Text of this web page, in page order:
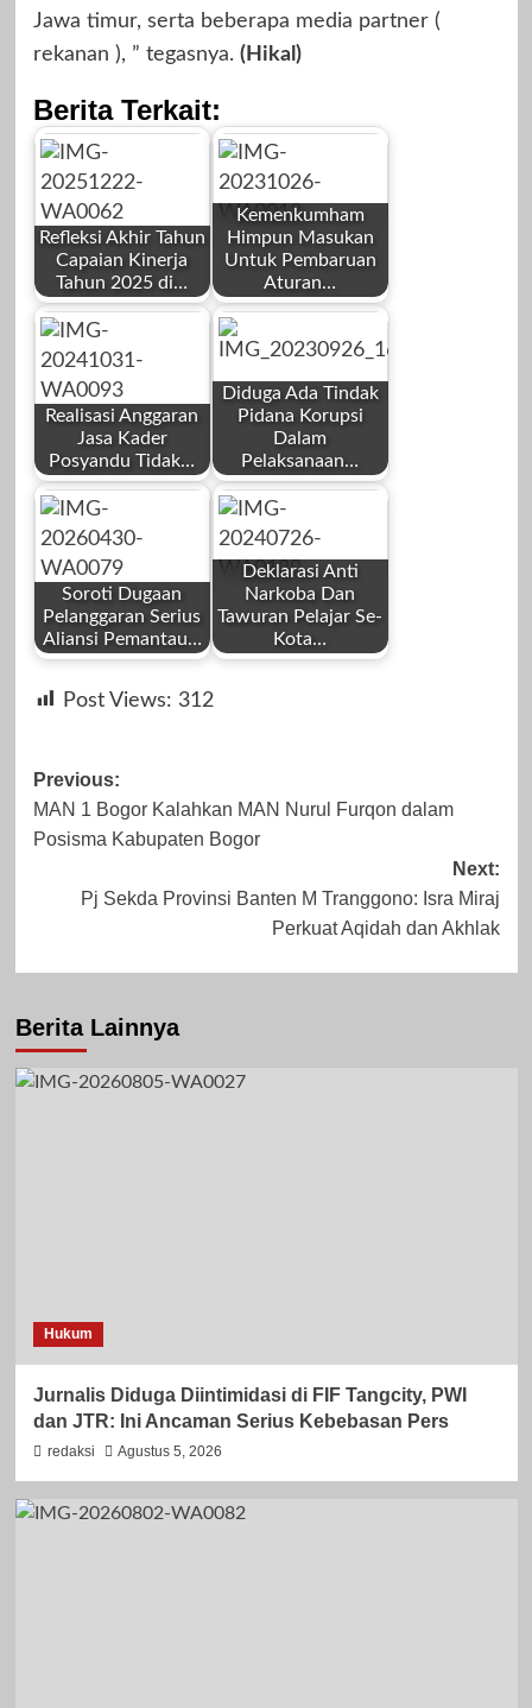
Jawa timur, serta beberapa media partner (
rekanan ), ” tegasnya. (Hikal)
Berita Terkait:
Refleksi Akhir Tahun
Capaian Kinerja
Tahun 2025 di…
by
Redaksi
Desember 22,
2025
Kemenkumham
Himpun Masukan
Untuk Pembaruan
Aturan…
by
Redaksi
Oktober 26, 2023
Realisasi Anggaran
Jasa Kader
Posyandu Tidak…
by
Redaksi
Oktober 31, 2024
Diduga Ada Tindak
Pidana Korupsi
Dalam
Pelaksanaan…
by
Redaksi
September 26,
Soroti Dugaan
Pelanggaran Serius
Aliansi Pemantau…
Redaksi
Deklarasi Anti
Narkoba Dan
Tawuran Pelajar Se-
Kota…
Redaksi
Post Views: 312
Post
navigation
Previous:
MAN 1 Bogor Kalahkan MAN Nurul Furqon dalam
Posisma Kabupaten Bogor
Next:
Pj Sekda Provinsi Banten M Tranggono: Isra Miraj
Perkuat Aqidah dan Akhlak
Berita Lainnya
Hukum
Jurnalis Diduga Diintimidasi di FIF Tangcity, PWI
dan JTR: Ini Ancaman Serius Kebebasan Pers
redaksi Agustus 5, 2026